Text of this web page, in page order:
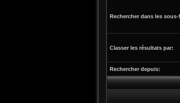
Rechercher dans les
Classer les résultats par:
Rechercher depuis: